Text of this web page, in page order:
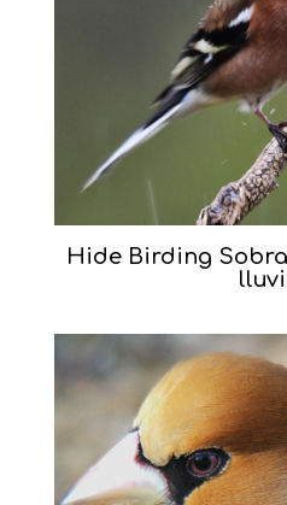
Hide Birding